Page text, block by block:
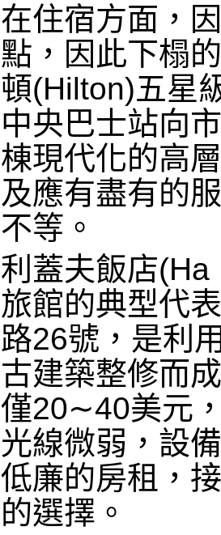
在住宿方面，
點，因此下榻
頓(Hilton)五星
中央巴士站向
棟現代化的高
及應有盡有的
不等。
利蓋夫飯店
旅館的典型代
路26號，是利
古建築整修而
僅20∼40美元
光線微弱，設
低廉的房租，
的選擇。